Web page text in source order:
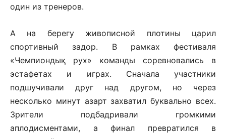
один из тренеров.
А на берегу живописной плотины царил
спортивный задор. В рамках фестиваля
«Чемпиондық рух» команды соревновались в
эстафетах и играх. Сначала участники
подшучивали друг над другом, но через
несколько минут азарт захватил буквально всех.
Зрители подбадривали громкими
аплодисментами, а финал превратился в